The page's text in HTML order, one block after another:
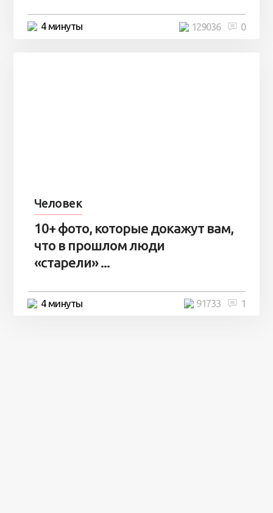
4 минуты 0
129036
Человек
10+ фото, которые докажут вам,
что в прошлом люди
«старели» ...
4 минуты 1
91733